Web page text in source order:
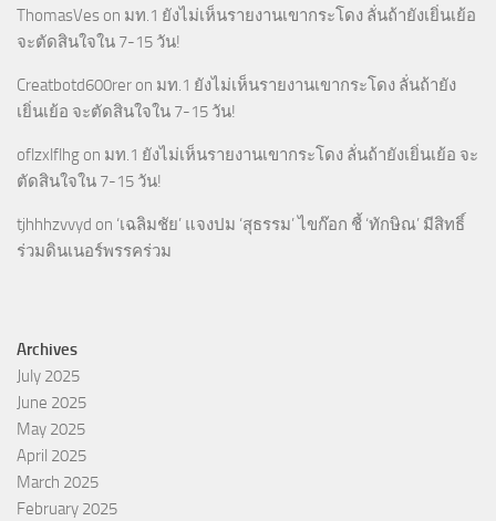
ThomasVes on มท.1 ยังไม่เห็นรายงานเขากระโดง ลั่นถ้ายังเยิ่นเย้อ
จะตัดสินใจใน 7-15 วัน!
Creatbotd600rer on มท.1 ยังไม่เห็นรายงานเขากระโดง ลั่นถ้ายัง
เยิ่นเย้อ จะตัดสินใจใน 7-15 วัน!
oflzxlflhg on มท.1 ยังไม่เห็นรายงานเขากระโดง ลั่นถ้ายังเยิ่นเย้อ จะ
ตัดสินใจใน 7-15 วัน!
tjhhhzvvyd on ‘เฉลิมชัย’ แจงปม ‘สุธรรม’ ไขก๊อก ชี้ ‘ทักษิณ’ มีสิทธิ์
ร่วมดินเนอร์พรรคร่วม
Archives
July 2025
June 2025
May 2025
April 2025
March 2025
February 2025